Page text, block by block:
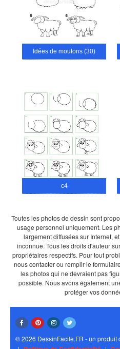
Idées de moutons (30)
c4
Toutes les photos de dessin sont
usage personnel uniquement. Les
largement diffusées sur Internet,
inconnue. Tous les droits d'auteur
propriétaires respectifs. Pour tout
nous contacter ou remplir le
les photos qui ne devraient pas
possible. Nous avons également
protéger vos
© 2026 DessinFacile.FR - un produit